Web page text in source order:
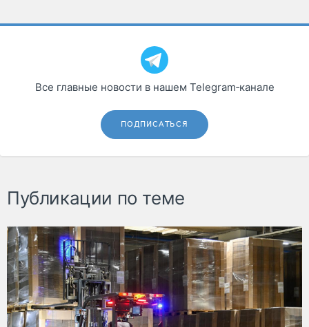
Все главные новости в нашем Telegram‑канале
ПОДПИСАТЬСЯ
Публикации по теме